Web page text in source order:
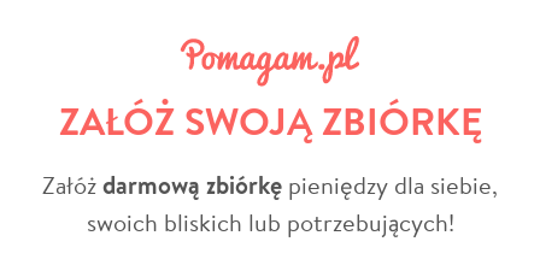
ZAŁÓŻ SWOJĄ ZBIÓRKĘ
Załóżdarmową zbiórkę pieniędzy dla siebie,
swoich bliskich lub potrzebujących!